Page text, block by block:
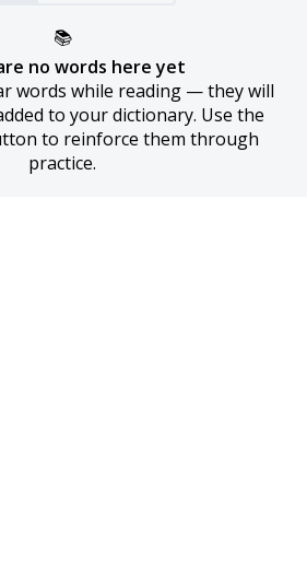
📚
no words here yet
words while reading — they will
to your dictionary. Use the
to reinforce them through
practice.